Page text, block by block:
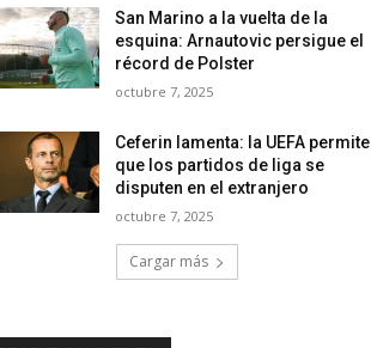
San Marino a la vuelta de la
esquina: Arnautovic persigue el
récord de Polster
octubre 7, 2025
Ceferin lamenta: la UEFA permite
que los partidos de liga se
disputen en el extranjero
octubre 7, 2025
Cargar más